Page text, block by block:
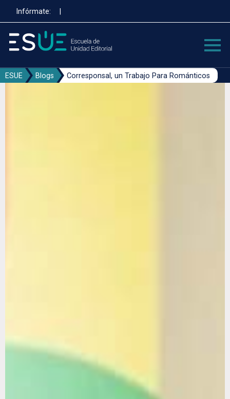
contenido
principal
Infórmate: |
ESUE Blogs Corresponsal, un Trabajo Para Románticos